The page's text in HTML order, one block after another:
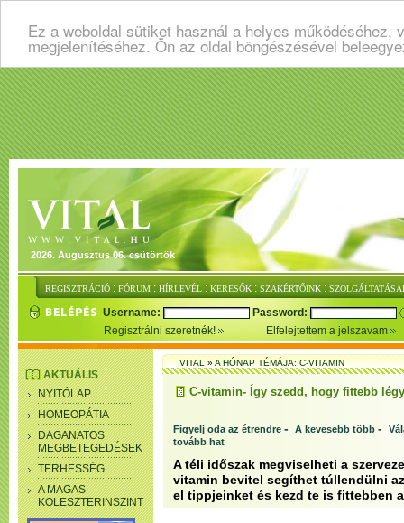
Ez a weboldal sütiket használ a helyes
megjelenítéséhez. Ön az oldal böngészésével
2026. Augusztus 06. csütörtök
REGISZTRÁCIÓ : FÓRUM : HÍRLEVÉL : KERESŐK : SZAKÉRTŐINK :
Username:
Password:
Regisztrálni szeretnék!
Elfelejtettem a jelszavam
AKTUÁLIS
NYITÓLAP
HOMEOPÁTIA
DAGANATOS
MEGBETEGEDÉSEK
TERHESSÉG
A MAGAS
KOLESZTERINSZINT
VITAL»A HÓNAP TÉMÁJA: C-VITAMIN
C-vitamin- Így szedd, hogy fittebb légy
Figyelj oda az étrendre - A kevesebb több -
tovább hat
A téli időszak megviselheti a
vitamin bevitel segíthet túllendülni
el tippjeinket és kezd te is fittebben